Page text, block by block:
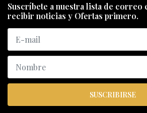
Suscríbete a nuestra lista de correo
recibir noticias y Ofertas primero.
SUSCRIBIRSE